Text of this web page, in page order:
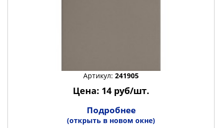
Артикул: 241905
Цена: 14 руб/шт.
Подробнее
(открыть в новом окне)